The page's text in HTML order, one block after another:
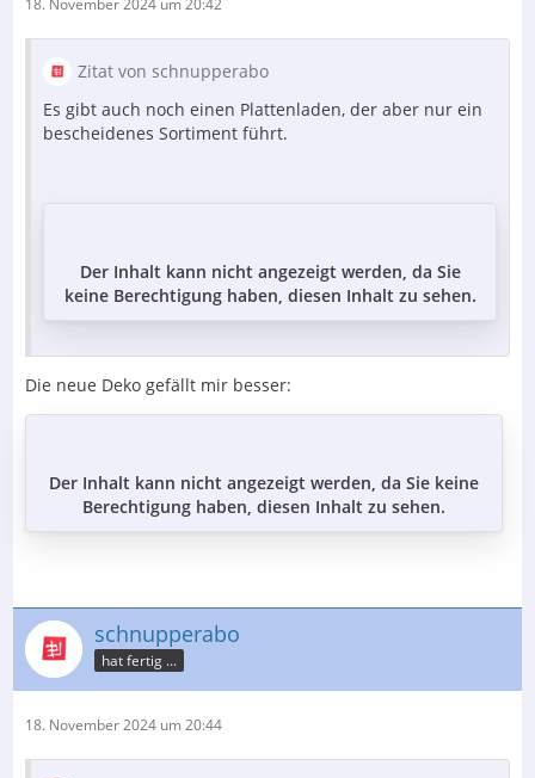
Zitat von schnupperabo
Es gibt auch noch einen Plattenladen, der aber nur ein
bescheidenes Sortiment führt.
Der Inhalt kann nicht angezeigt werden, da Sie
keine Berechtigung haben, diesen Inhalt zu sehen.
Die neue Deko gefällt mir besser:
Der Inhalt kann nicht angezeigt werden, da Sie keine
Berechtigung haben, diesen Inhalt zu sehen.
schnupperabo
hat fertig ...
18. November 2024 um 20:44